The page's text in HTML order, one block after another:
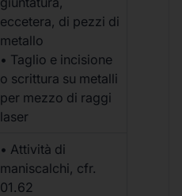
eccetera, di pezzi di
metallo
• Taglio e incisione
o scrittura su metalli
per mezzo di raggi
laser
• Attività di
maniscalchi, cfr.
01.62